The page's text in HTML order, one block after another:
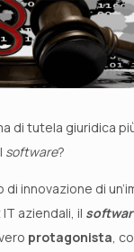
di tutela giuridica
software?
innovazione di
aziendali, il
protagonista,